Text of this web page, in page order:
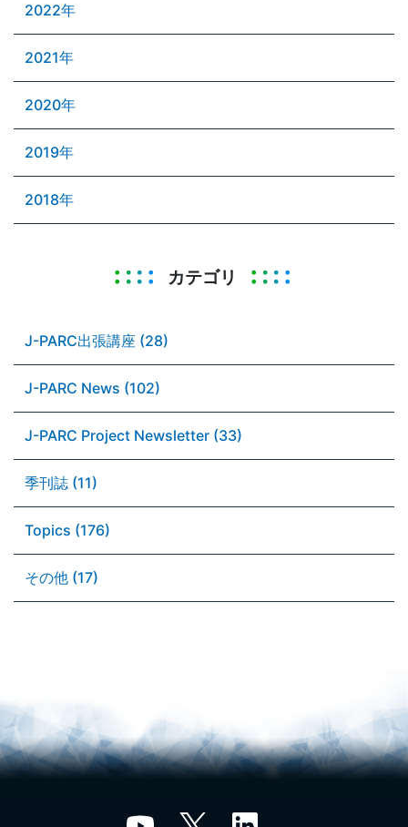
2022年
2021年
2020年
2019年
2018年
カテゴリ
J-PARC出張講座 (28)
J-PARC News (102)
J-PARC Project Newsletter (33)
季刊誌 (11)
Topics (176)
その他 (17)